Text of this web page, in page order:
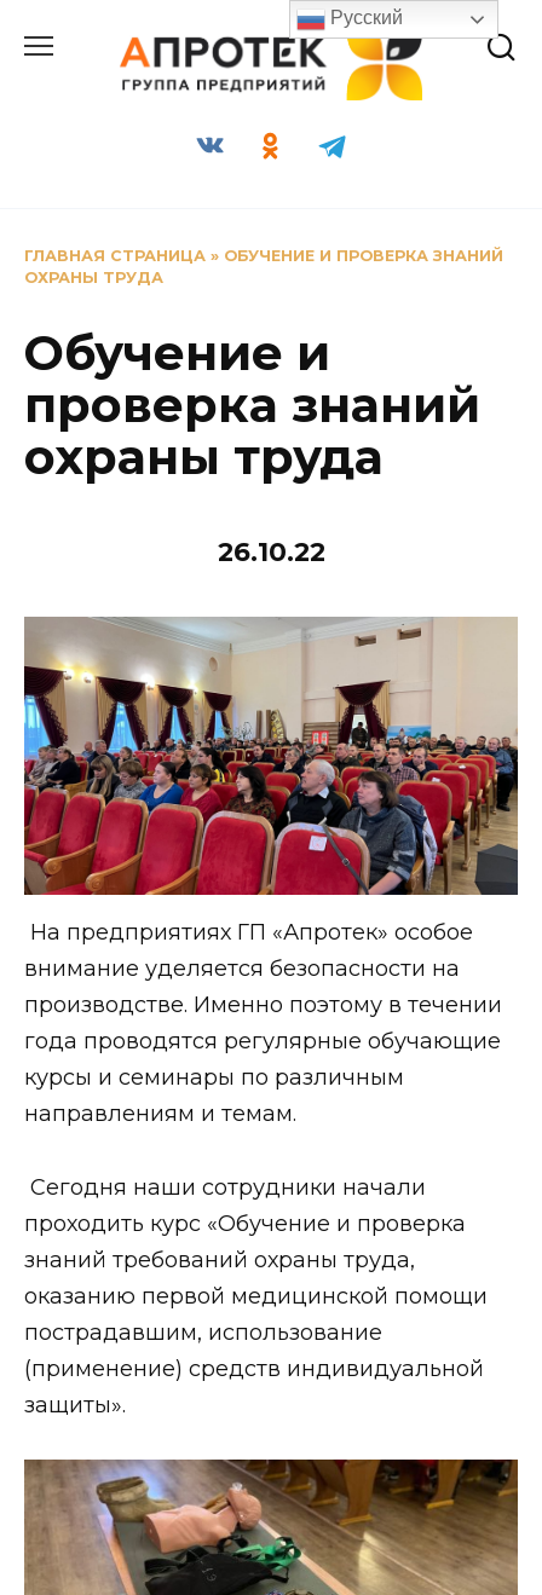
содержанию
ГЛАВНАЯ СТРАНИЦА » ОБУЧЕНИЕ И ПРОВЕРКА ЗНАНИЙ
ОХРАНЫ ТРУДА
Обучение и
проверка знаний
охраны труда
26.10.22
На предприятиях ГП «Апротек» особое
внимание уделяется безопасности на
производстве. Именно поэтому в течении
года проводятся регулярные обучающие
курсы и семинары по различным
направлениям и темам.
Сегодня наши сотрудники начали
проходить курс «Обучение и проверка
знаний требований охраны труда,
оказанию первой медицинской помощи
пострадавшим, использование
(применение) средств индивидуальной
защиты».
Русский